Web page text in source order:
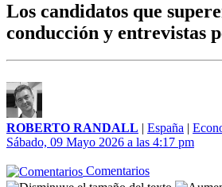
Los candidatos que
conducción y entrevistas
ROBERTO RANDALL | España |
Sábado, 09 Mayo 2026 a las 4:17 pm
Comentarios